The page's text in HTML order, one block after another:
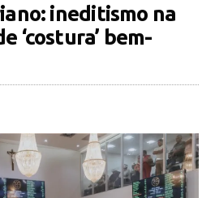
ineditismo na
‘costura’ bem-